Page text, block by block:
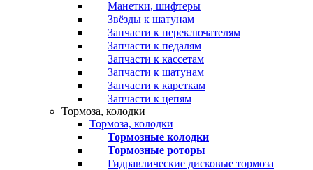
Манетки, шифтеры
Звёзды к шатунам
Запчасти к переключателям
Запчасти к педалям
Запчасти к кассетам
Запчасти к шатунам
Запчасти к кареткам
Запчасти к цепям
Тормоза, колодки
Тормоза, колодки
Тормозные колодки
Тормозные роторы
Гидравлические дисковые тормоза